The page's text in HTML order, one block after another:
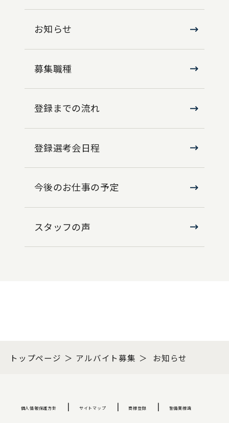
お知らせ
募集職種
登録までの流れ
登録選考会日程
今後のお仕事の予定
スタッフの声
トップページ アルバイト募集 お知らせ
個人情報保護方針 サイトマップ 商標登録 警備業標識